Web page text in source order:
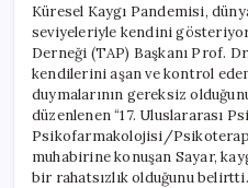
Küresel Kaygı Pandemisi,
seviyeleriyle kendini
Derneği (TAP) Başkanı Prof.
kendilerini aşan ve kontrol
duymalarının gereksiz
düzenlenen “17. Uluslararası
Psikofarmakolojisi/Psikoterapi
muhabirine konuşan Sayar,
bir rahatsızlık olduğunu belirtti.